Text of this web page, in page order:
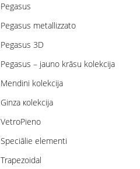
Pegasus
Pegasus metallizzato
Pegasus 3D
Pegasus – jauno krāsu kolekcija
Mendini kolekcija
Ginza кolekcija
VetroPieno
Speciālie elementi
Trapezoidal